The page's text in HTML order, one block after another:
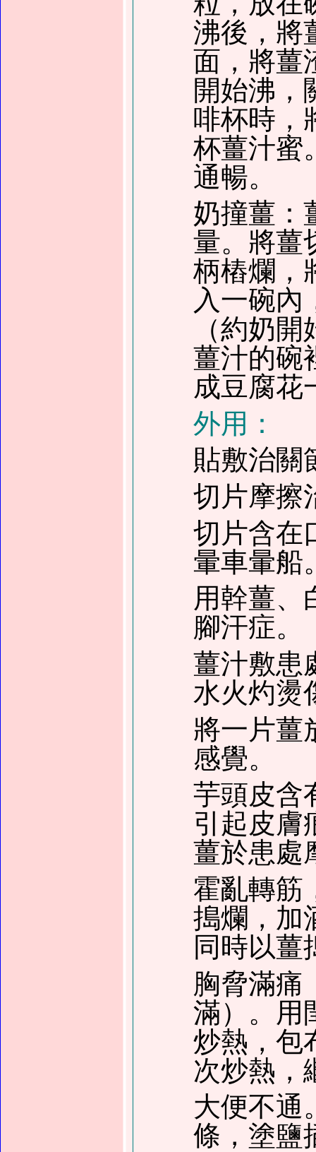
沸後，將
面，將薑
開始沸，
啡杯時，
杯薑汁蜜
通暢。
奶撞薑：
量。將薑
柄樁爛，
入一碗內
（約奶
薑汁的碗
成豆腐花
外用：
貼敷治關
切片摩擦
切片含在
暈車暈船
用幹薑、
腳汗症。
薑汁敷患
水火灼燙
將一片薑
感覺。
芋頭皮含
引起皮膚
薑於患處
霍亂轉筋
搗爛，加
同時以薑
胸脅滿痛
滿）。用
炒熱，包
次炒熱，
大便不通
條，塗鹽